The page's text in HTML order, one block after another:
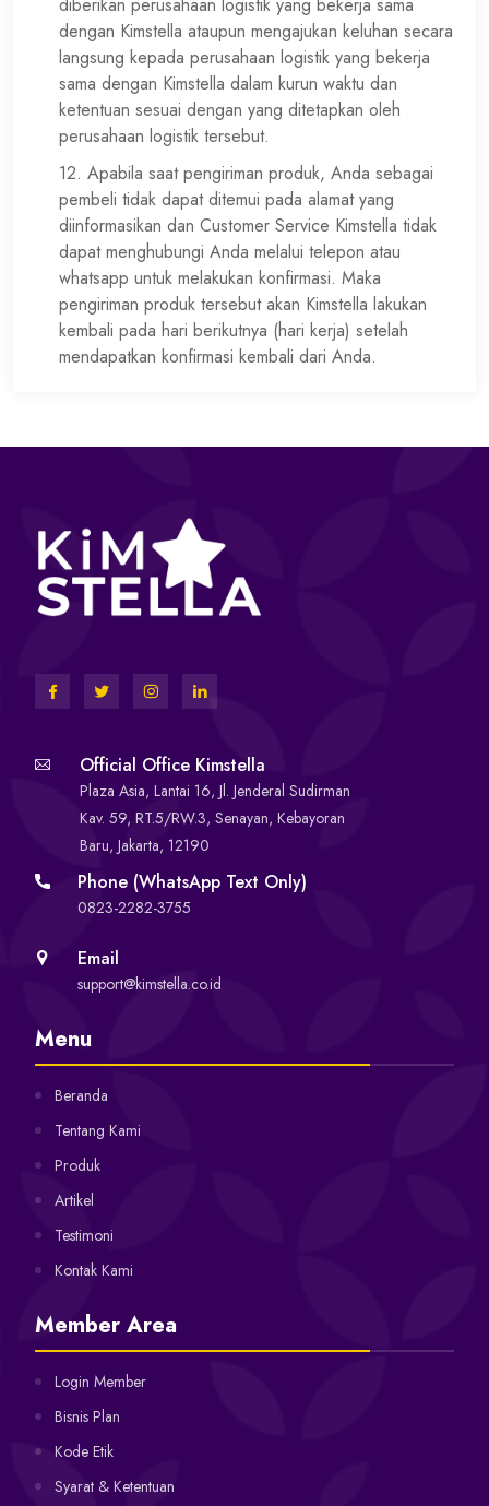
dengan Kimstella ataupun mengajukan keluhan secara
langsung kepada perusahaan logistik yang bekerja
sama dengan Kimstella dalam kurun waktu dan
ketentuan sesuai dengan yang ditetapkan oleh
perusahaan logistik tersebut.
12. Apabila saat pengiriman produk, Anda sebagai
pembeli tidak dapat ditemui pada alamat yang
diinformasikan dan Customer Service Kimstella tidak
dapat menghubungi Anda melalui telepon atau
whatsapp untuk melakukan konfirmasi. Maka
pengiriman produk tersebut akan Kimstella lakukan
kembali pada hari berikutnya (hari kerja) setelah
mendapatkan konfirmasi kembali dari Anda.
Official Office Kimstella
Plaza Asia, Lantai 16, Jl. Jenderal Sudirman
Kav. 59, RT.5/RW.3, Senayan, Kebayoran
Baru, Jakarta, 12190
Phone (WhatsApp Text Only)
0823-2282-3755
Email
support@kimstella.co.id
Menu
Beranda
Tentang Kami
Produk
Artikel
Testimoni
Kontak Kami
Member Area
Login Member
Bisnis Plan
Kode Etik
Syarat & Ketentuan